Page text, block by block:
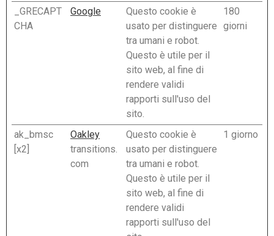
_GRECAPT
CHA
Google
Questo cookie è
usato per distinguere
tra umani e robot.
Questo è utile per il
sito web, al fine di
rendere validi
rapporti sull'uso del
sito.
180
giorni
ak_bmsc
[x2]
Oakley
transitions.
com
Questo cookie è
usato per distinguere
tra umani e robot.
Questo è utile per il
sito web, al fine di
rendere validi
rapporti sull'uso del
1 giorno